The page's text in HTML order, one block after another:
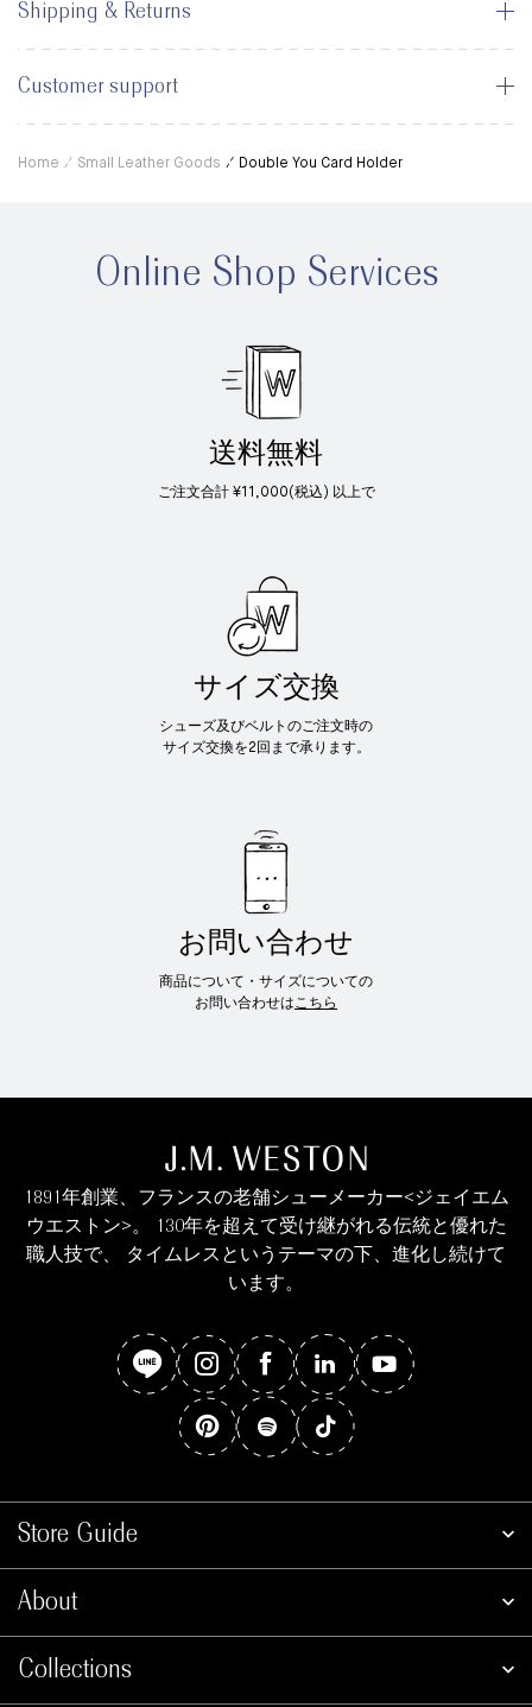
Shipping & Returns
Customer support
Home Small Leather Goods Double You Card Holder
Online Shop Services
送料無料
ご注文合計 ¥11,000(税込) 以上で
サイズ交換
シューズ及びベルトのご注文時の
サイズ交換を2回まで承ります。
お問い合わせ
商品について・サイズについての
お問い合わせはこちら
Store Guide
About
Collections
1891年創業、フランスの老舗シューメーカー<ジェイエム
ウエストン>。 130年を超えて受け継がれる伝統と優れた
職人技で、 タイムレスというテーマの下、進化し続けて
います。